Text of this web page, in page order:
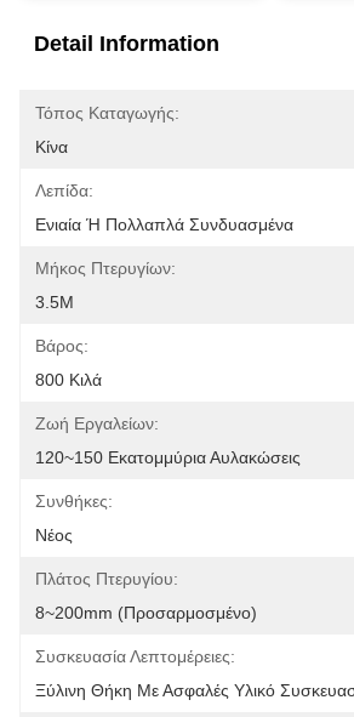
Detail Information
Τόπος Καταγωγής:
Κίνα
Λεπίδα:
Ενιαία Ή Πολλαπλά Συνδυασμένα
Μήκος Πτερυγίων:
3.5M
Βάρος:
800 Κιλά
Ζωή Εργαλείων:
120~150 Εκατομμύρια Αυλακώσεις
Συνθήκες:
Νέος
Πλάτος Πτερυγίου:
8~200mm (προσαρμοσμένο)
Συσκευασία Λεπτομέρειες:
Ξύλινη Θήκη Με Ασφαλές Υλικό